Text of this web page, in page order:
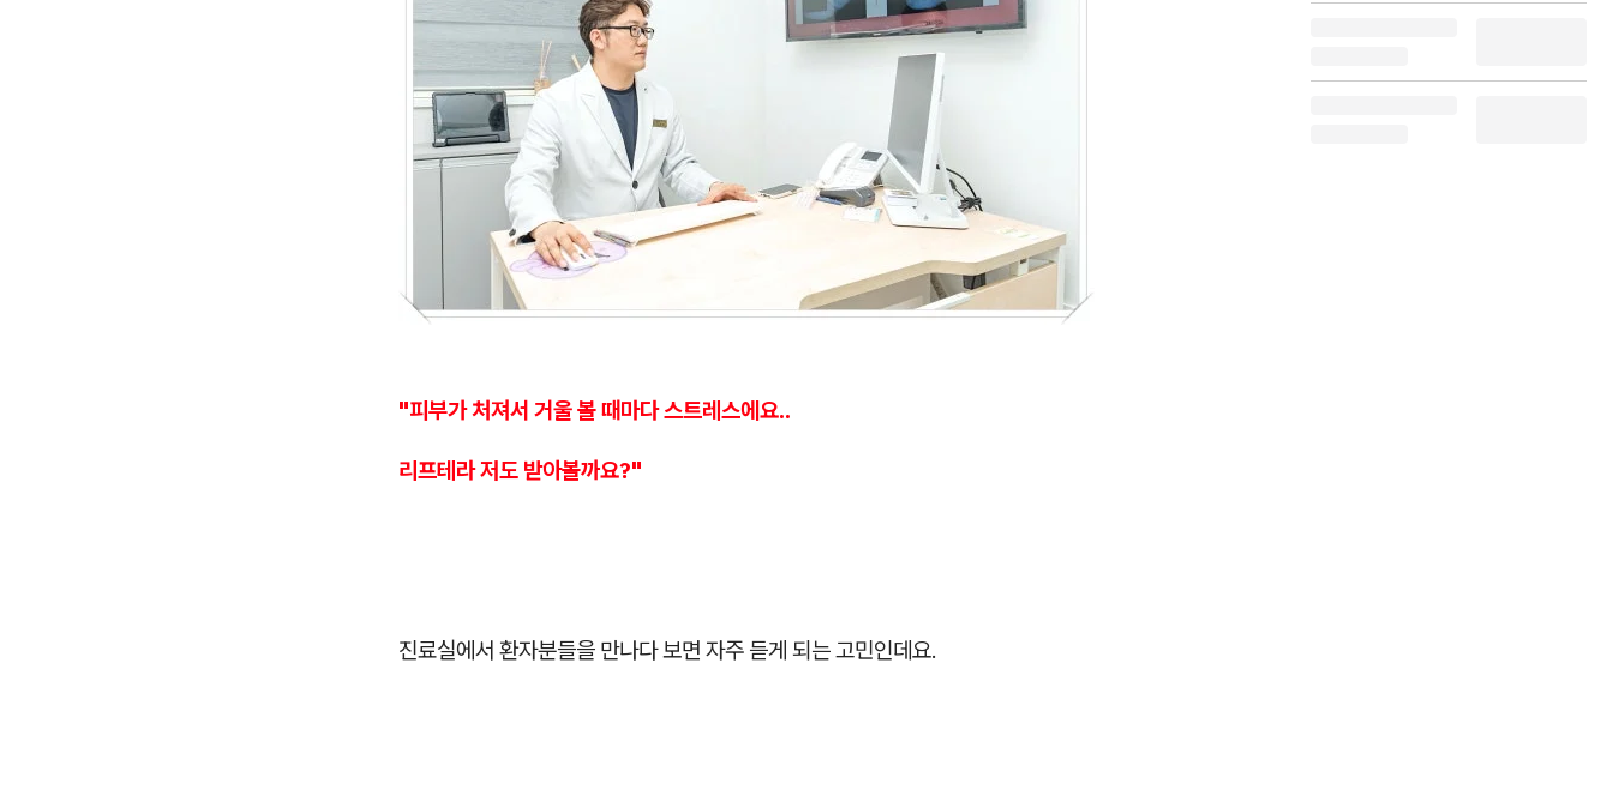
"피부가 처져서 거울 볼 때마다 스트레스에요..
리프테라 저도 받아볼까요?"
진료실에서 환자분들을 만나다 보면 자주 듣게 되는 고민인데요.